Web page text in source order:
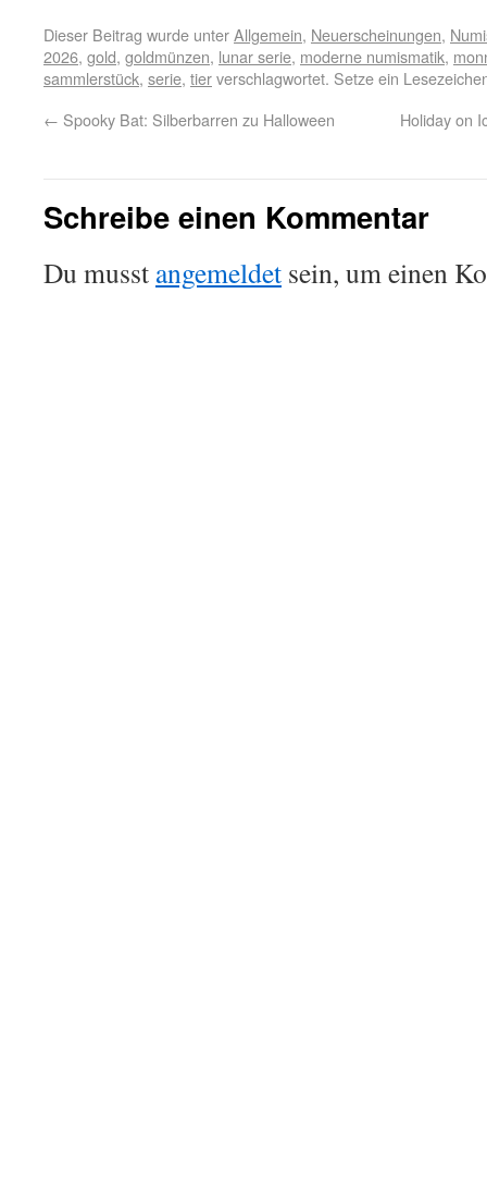
Dieser Beitrag wurde unterAllgemein, Neuerscheinungen,
2026, gold, goldmünzen, lunar serie, moderne numismatik,
sammlerstück, serie, tierverschlagwortet. Setze ein
← Spooky Bat: Silberbarren zu Halloween Holiday on
Schreibe einen Kommentar
Du musst angemeldet sein, um einen